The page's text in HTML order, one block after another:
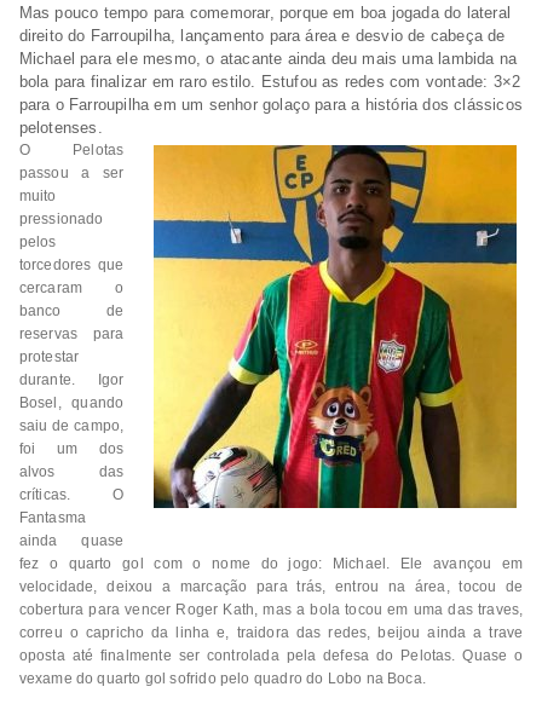
Mas pouco tempo para comemorar, porque em boa jogada do lateral
direito do Farroupilha, lançamento para área e desvio de cabeça de
Michael para ele mesmo, o atacante ainda deu mais uma lambida na
bola para finalizar em raro estilo. Estufou as redes com vontade: 3×2
para o Farroupilha em um senhor golaço para a história dos clássicos
pelotenses.
O Pelotas
passou a ser
muito
pressionado
pelos
torcedores que
cercaram o
banco de
reservas para
protestar
durante. Igor
Bosel, quando
saiu de campo,
foi um dos
alvos das
críticas. O
Fantasma
ainda quase
fez o quarto gol com o nome do jogo: Michael. Ele avançou em
velocidade, deixou a marcação para trás, entrou na área, tocou de
cobertura para vencer Roger Kath, mas a bola tocou em uma das traves,
correu o capricho da linha e, traidora das redes, beijou ainda a trave
oposta até finalmente ser controlada pela defesa do Pelotas. Quase o
vexame do quarto gol sofrido pelo quadro do Lobo na Boca.